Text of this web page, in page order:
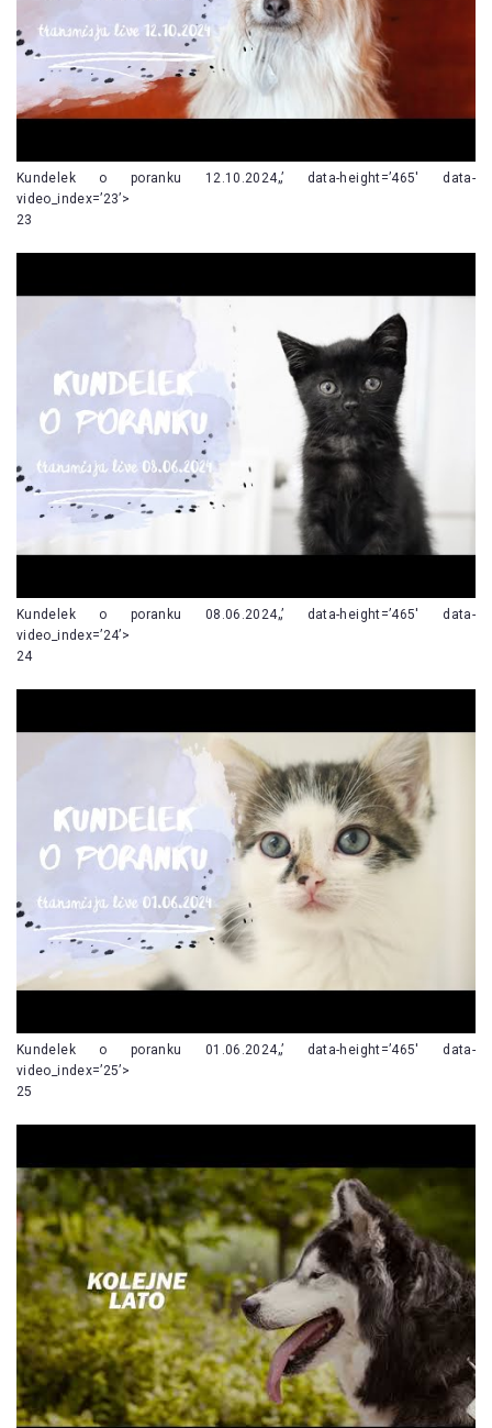
Kundelek o poranku 12.10.2024„’ data-height=’465′ data-
video_index=’23’>
23
Kundelek o poranku 08.06.2024„’ data-height=’465′ data-
video_index=’24’>
24
Kundelek o poranku 01.06.2024„’ data-height=’465′ data-
video_index=’25’>
25